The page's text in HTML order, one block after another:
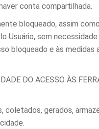
conta compartilhada.
bloqueado, assim
Usuário, sem
bloqueado e às medidas
DO ACESSO ÀS
gerados,